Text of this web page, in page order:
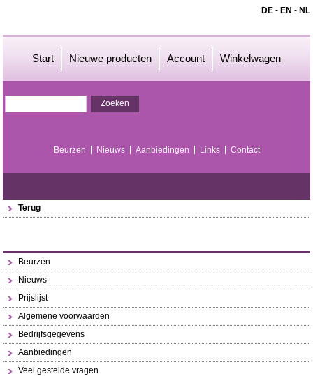
DE- EN - NL
Start Nieuwe producten Account Winkelwagen
Beurzen Nieuws Aanbiedingen Links Contact
Terug
Beurzen
Nieuws
Prijslijst
Algemene voorwaarden
Bedrijfsgegevens
Aanbiedingen
Veel gestelde vragen